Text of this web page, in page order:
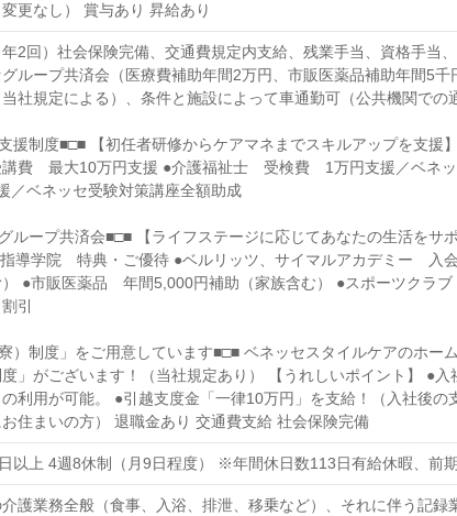
更なし） 賞与あり 昇給あり
2回）社会保険完備、交通費規定内支給、残業手当、資格手当
ループ共済会（医療費補助年間2万円、市販医薬品補助年間5
社規定による）、条件と施設によって車通勤可（公共機関での
援制度■□■ 【初任者研修からケアマネまでスキルアップを支
費 最大10万円支援 ●介護福祉士 受検費 1万円支援／ベネ
ベネッセ受験対策講座全額助成
ループ共済会■□■ 【ライフステージに応じてあなたの生活を
導学院 特典・ご優待 ●ベルリッツ、サイマルアカデミー 入
） ●市販医薬品 年間5,000円補助（家族含む） ●スポーツクラ
引
）制度」をご用意しています■□■ ベネッセスタイルケアのホー
度」がございます！（当社規定あり） 【うれしいポイント】 ●
利用が可能。 ●引越支度金「一律10万円」を支給！（入社後
住まいの方） 退職金あり 交通費支給 社会保険完備
以上 4週8休制（月9日程度） ※年間休日数113日有給休暇、前
護業務全般（食事、入浴、排泄、移乗など）、それに伴う記